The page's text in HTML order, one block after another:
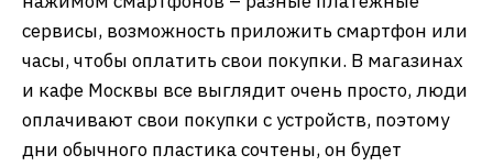
сервисы, возможность приложить смартфон или
часы, чтобы оплатить свои покупки. В магазинах
и кафе Москвы все выглядит очень просто, люди
оплачивают свои покупки с устройств, поэтому
дни обычного пластика сочтены, он будет